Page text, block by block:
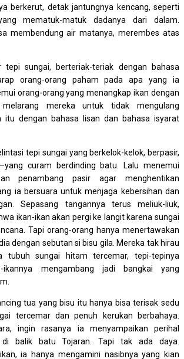
berkerut, detak jantungnya kencang, seperti
mematuk-matuk dadanya dari dalam.
membendung air matanya, merembes atas
tepi sungai, berteriak-teriak dengan bahasa
orang-orang paham pada apa yang ia
orang-orang yang menangkap ikan dengan
mereka untuk tidak mengulang
itu dengan bahasa lisan dan bahasa isyarat
tepi sungai yang berkelok-kelok, berpasir,
curam berdinding batu. Lalu menemui
penambang pasir agar menghentikan
ia bersuara untuk menjaga kebersihan dan
Sepasang tangannya terus meliuk-liuk,
ikan-ikan akan pergi ke langit karena sungai
Tapi orang-orang hanya menertawakan
dengan sebutan si bisu gila. Mereka tak hirau
tubuh sungai hitam tercemar, tepi-tepinya
ikannya mengambang jadi bangkai yang
tua yang bisu itu hanya bisa terisak sedu
tercemar dan penuh kerukan berbahaya.
ingin rasanya ia menyampaikan perihal
di balik batu Tojaran. Tapi tak ada daya.
ia hanya mengamini nasibnya yang kian